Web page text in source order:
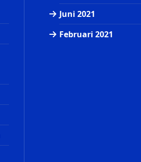
Juni 2021
Februari 2021